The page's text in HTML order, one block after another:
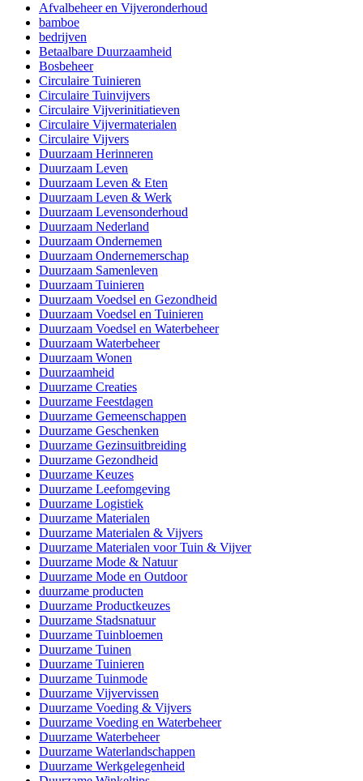
Afvalbeheer en Vijveronderhoud
bamboe
bedrijven
Betaalbare Duurzaamheid
Bosbeheer
Circulaire Tuinieren
Circulaire Tuinvijvers
Circulaire Vijverinitiatieven
Circulaire Vijvermaterialen
Circulaire Vijvers
Duurzaam Herinneren
Duurzaam Leven
Duurzaam Leven & Eten
Duurzaam Leven & Werk
Duurzaam Levensonderhoud
Duurzaam Nederland
Duurzaam Ondernemen
Duurzaam Ondernemerschap
Duurzaam Samenleven
Duurzaam Tuinieren
Duurzaam Voedsel en Gezondheid
Duurzaam Voedsel en Tuinieren
Duurzaam Voedsel en Waterbeheer
Duurzaam Waterbeheer
Duurzaam Wonen
Duurzaamheid
Duurzame Creaties
Duurzame Feestdagen
Duurzame Gemeenschappen
Duurzame Geschenken
Duurzame Gezinsuitbreiding
Duurzame Gezondheid
Duurzame Keuzes
Duurzame Leefomgeving
Duurzame Logistiek
Duurzame Materialen
Duurzame Materialen & Vijvers
Duurzame Materialen voor Tuin & Vijver
Duurzame Mode & Natuur
Duurzame Mode en Outdoor
duurzame producten
Duurzame Productkeuzes
Duurzame Stadsnatuur
Duurzame Tuinbloemen
Duurzame Tuinen
Duurzame Tuinieren
Duurzame Tuinmode
Duurzame Vijvervissen
Duurzame Voeding & Vijvers
Duurzame Voeding en Waterbeheer
Duurzame Waterbeheer
Duurzame Waterlandschappen
Duurzame Werkgelegenheid